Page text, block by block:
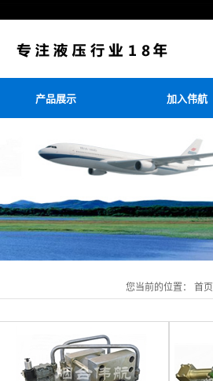
产品展示 加入伟航
您当前的位置： 首页